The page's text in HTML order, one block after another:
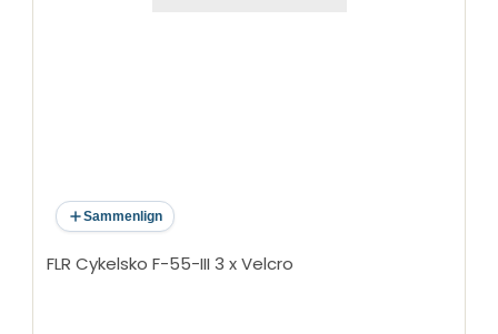
Sammenlign
FLR Cykelsko F-55-III 3 x Velcro